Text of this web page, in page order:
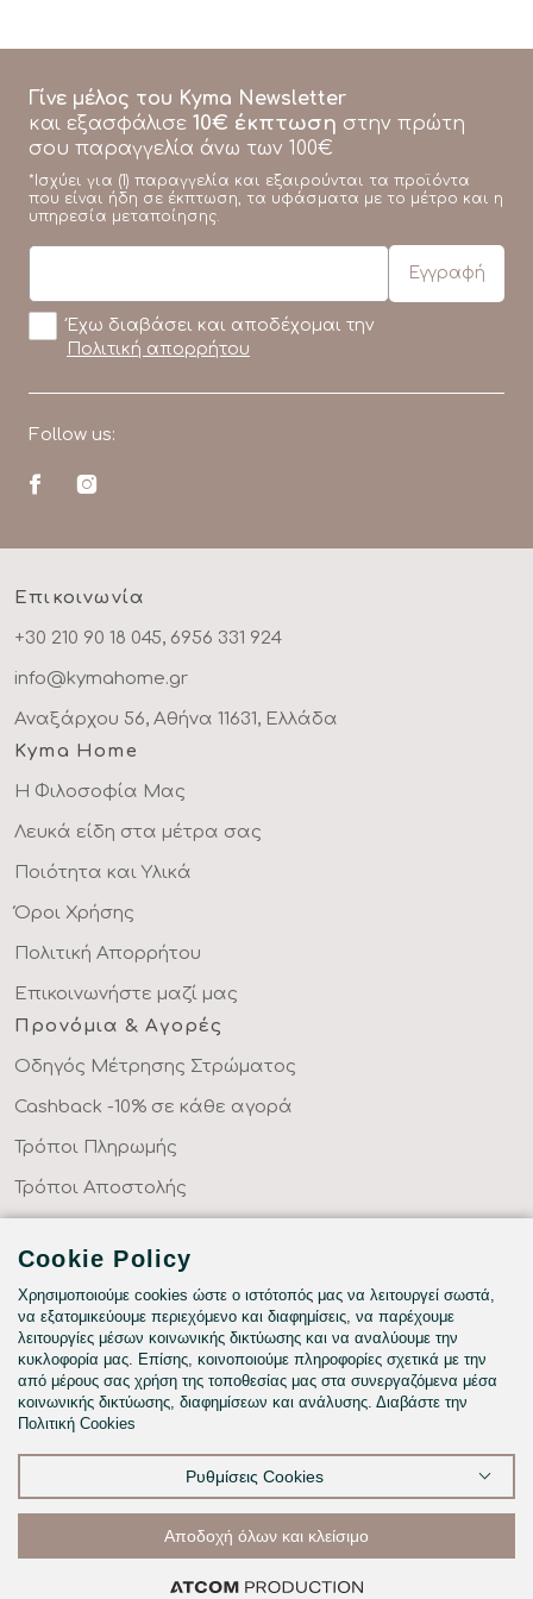
Γίνε μέλος του Kyma Newsletter
και εξασφάλισε 10€ έκπτωση στην πρώτη
σου παραγγελία άνω των 100€
*Ισχύει για (1) παραγγελία και εξαιρούνται τα προϊόντα
που είναι ήδη σε έκπτωση, τα υφάσματα με το μέτρο και η
υπηρεσία μεταποίησης.
Έχω διαβάσει και αποδέχομαι την
Πολιτική απορρήτου
Follow us:
Επικοινωνία
+30 210 90 18 045, 6956 331 924
info@kymahome.gr
Αναξάρχου 56, Αθήνα 11631, Ελλάδα
Kyma Home
Η Φιλοσοφία Μας
Λευκά είδη στα μέτρα σας
Ποιότητα και Υλικά
Όροι Χρήσης
Πολιτική Απορρήτου
Επικοινωνήστε μαζί μας
Προνόμια & Αγορές
Οδηγός Μέτρησης Στρώματος
Cashback -10% σε κάθε αγορά
Τρόποι Πληρωμής
Τρόποι Αποστολής
Συχνές Ερωτήσεις
Κατηγορίες
ΣΕΝΤΟΝΙΑ ΣΤΑ ΜΕΤΡΑ ΣΑΣ
ΥΦΑΣΜΑΤΑ ΜΕ ΤΟ ΜΕΤΡΟ
ΥΠΝΟΔΩΜΑΤΙΟ
HOTEL & BNB
ΠΑΙΔΙΚΟ - ΕΦΗΒΙΚΟ
Cookie Policy
Χρησιμοποιούμε cookies ώστε ο ιστότοπός μας να λειτουργεί σωστά,
να εξατομικεύουμε περιεχόμενο και διαφημίσεις, να παρέχουμε
λειτουργίες μέσων κοινωνικής δικτύωσης και να αναλύουμε την
κυκλοφορία μας. Επίσης, κοινοποιούμε πληροφορίες σχετικά με την
από μέρους σας χρήση της τοποθεσίας μας στα συνεργαζόμενα μέσα
κοινωνικής δικτύωσης, διαφημίσεων και ανάλυσης. Διαβάστε την
Πολιτική Cookies
Ρυθμίσεις Cookies
Αποδοχή όλων και κλείσιμο